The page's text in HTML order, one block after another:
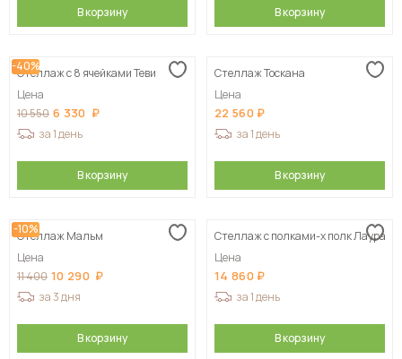
В корзину В корзину
-40%
Стеллаж с 8 ячейками Теви
Цена
10 550 6 330
за 1 день
В корзину
Стеллаж Тоскана
Цена
22 560
за 1 день
В корзину
-10%
Стеллаж Мальм
Цена
11 400 10 290
за 3 дня
В корзину
Стеллаж с полками-х полк Лаура
Цена
14 860
за 1 день
В корзину